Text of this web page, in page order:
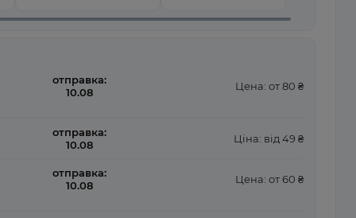
отправка:
10.08
Цена: от 80 ₴
отправка:
10.08
Ціна: від 49 ₴
отправка:
10.08
Цена: от 60 ₴